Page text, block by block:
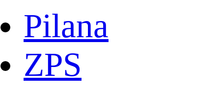
Pilana
ZPS